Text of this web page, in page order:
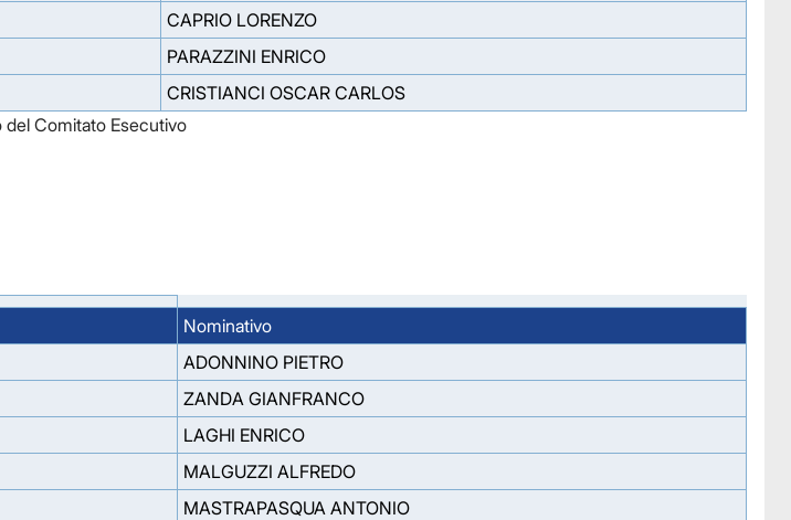
CAPRIO LORENZO
PARAZZINI ENRICO
CRISTIANCI OSCAR CARLOS
del Comitato Esecutivo
Nominativo
ADONNINO PIETRO
ZANDA GIANFRANCO
LAGHI ENRICO
MALGUZZI ALFREDO
MASTRAPASQUA ANTONIO